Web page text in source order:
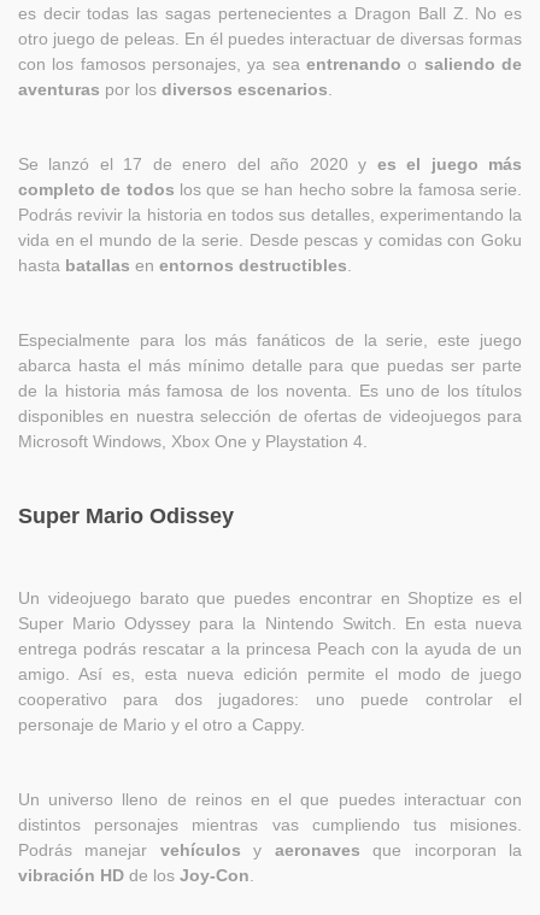
es decir todas las sagas pertenecientes a Dragon Ball Z. No es
otro juego de peleas. En él puedes interactuar de diversas formas
con los famosos personajes, ya sea entrenandoo saliendo de
aventuras por los diversos escenarios
Se lanzó el 17 de enero del año 2020 y es el juego más
completo de todos los que se han hecho sobre la famosa serie.
Podrás revivir la historia en todos sus detalles, experimentando la
vida en el mundo de la serie. Desde pescas y comidas con Goku
hasta batallas en entornos destructibles
Especialmente para los más fanáticos de la serie, este juego
abarca hasta el más mínimo detalle para que puedas ser parte
de la historia más famosa de los noventa. Es uno de los títulos
disponibles en nuestra selección de ofertas de videojuegos para
Microsoft Windows, Xbox One y Playstation 4.
Super Mario Odissey
Un videojuego barato que puedes encontrar en Shoptize es el
Super Mario Odyssey para la Nintendo Switch. En esta nueva
entrega podrás rescatar a la princesa Peach con la ayuda de un
amigo. Así es, esta nueva edición permite el modo de juego
cooperativo para dos jugadores: uno puede controlar el
personaje de Mario y el otro a Cappy.
Un universo lleno de reinos en el que puedes interactuar con
distintos personajes mientras vas cumpliendo tus misiones.
Podrás manejar vehículosy aeronavesque incorporan la
vibración HD de los Joy-Con